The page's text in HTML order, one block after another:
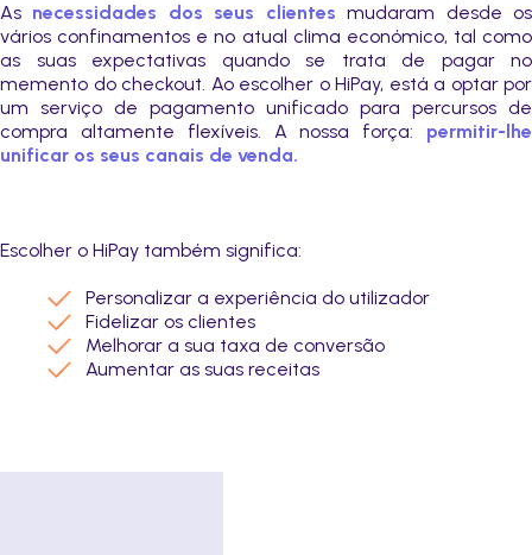
As necessidades dos seus clientes mudaram desde os
vários confinamentos e no atual clima económico, tal como
as suas expectativas quando se trata de pagar no
memento do checkout. Ao escolher o HiPay, está a optar por
um serviço de pagamento unificado para percursos de
compra altamente flexíveis. A nossa força: permitir-lhe
unificar os seus canais de venda.
Escolher o HiPay também significa:
Personalizar a experiência do utilizador
Fidelizar os clientes
Melhorar a sua taxa de conversão
Aumentar as suas receitas